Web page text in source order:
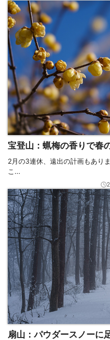
宝登山：蝋梅の香りで春
2月の3連休、遠出の計画もあり
こ ...
扇山：パウダースノーに